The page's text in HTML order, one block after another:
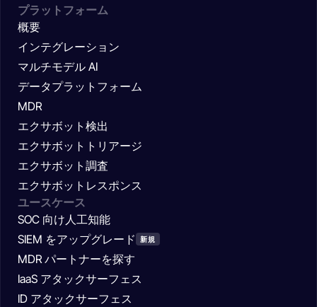
プラットフォーム
概要
インテグレーション
マルチモデル AI
データプラットフォーム
MDR
エクサボット検出
エクサボットトリアージ
エクサボット調査
エクサボットレスポンス
ユースケース
SOC 向け人工知能
SIEM をアップグレード
新規
MDR パートナーを探す
IaaS アタックサーフェス
ID アタックサーフェス